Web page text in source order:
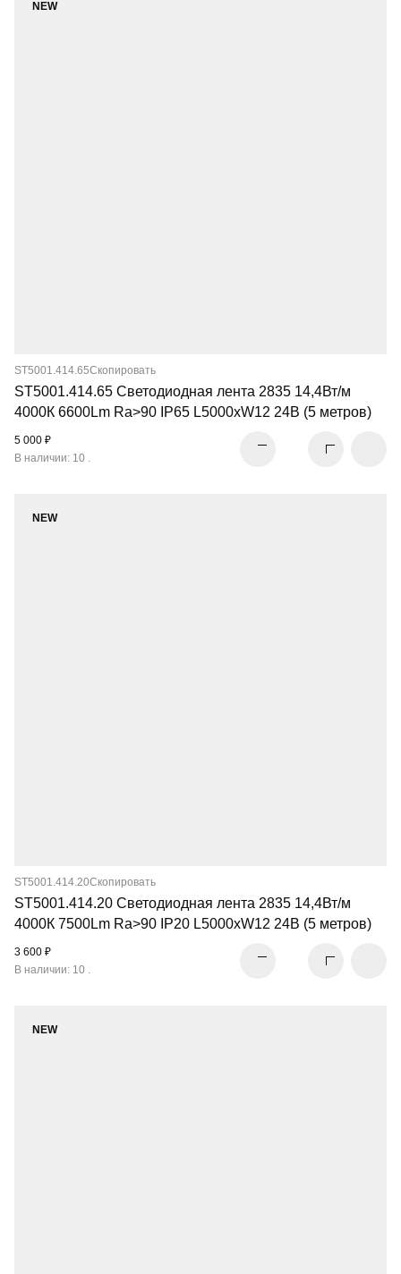
NEW
ST5001.414.65Скопировать
ST5001.414.65 Светодиодная лента 2835 14,4Вт/м
4000К 6600Lm Ra>90 IP65 L5000xW12 24В (5 метров)
5 000 ₽
В наличии: 10 .
NEW
ST5001.414.20Скопировать
ST5001.414.20 Светодиодная лента 2835 14,4Вт/м
4000К 7500Lm Ra>90 IP20 L5000xW12 24В (5 метров)
3 600 ₽
В наличии: 10 .
NEW